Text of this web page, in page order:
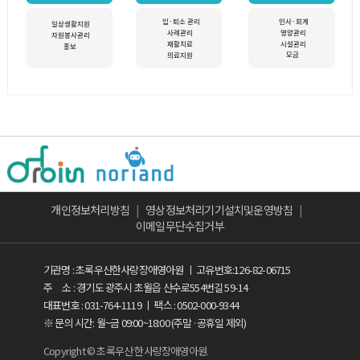
개인정보처리방침 | 영상정보처리기기설치및운영방침 |
이메일무단수집거부
기관명 : 초록우산한사랑장애영아원 ㅣ 고유번호:126-82-06715
주 소 : 경기도 광주시 초월읍 산수로554번길 59-14
대표번호 : 031-764-1119 ㅣ 팩스 : 0502-000-9344
※ 문의 시간: 월~금 09:00~18:00 (주말·공휴일 제외)
Copyright © 초록우산 한사랑장애영아원.